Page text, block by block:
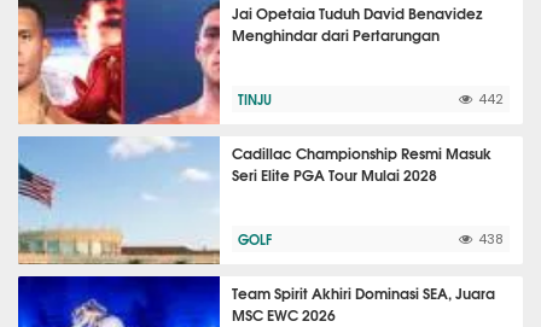
Jai Opetaia Tuduh David Benavidez
Menghindar dari Pertarungan
TINJU 442
Cadillac Championship Resmi Masuk
Seri Elite PGA Tour Mulai 2028
GOLF 438
Team Spirit Akhiri Dominasi SEA, Juara
MSC EWC 2026